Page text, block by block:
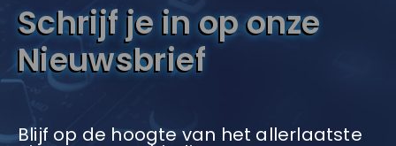
Schrijf je in op onze
Nieuwsbrief
Blijf op de hoogte van het allerlaatste